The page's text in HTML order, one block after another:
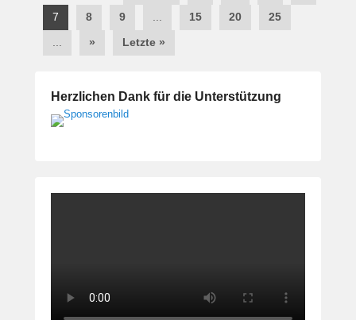
7
8 9 15 20
25
» Letzte »
Herzlichen Dank für die Unterstützung